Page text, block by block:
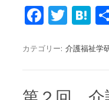
Fa
e
o
T
it
r
H
e
a
カテゴリー: 介護福祉学